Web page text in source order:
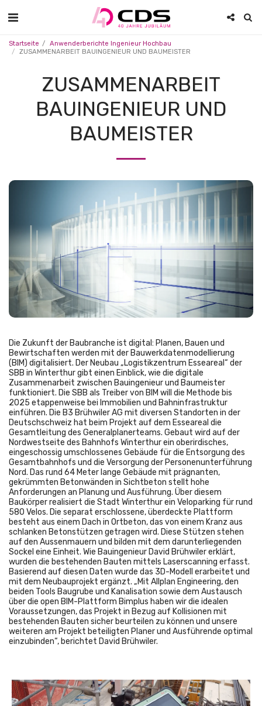
Startseite
Anwenderberichte Ingenieur Hochbau
ZUSAMMENARBEIT BAUINGENIEUR UND BAUMEISTER
ZUSAMMENARBEIT
BAUINGENIEUR UND
BAUMEISTER
Die Zukunft der Baubranche ist digital: Planen, Bauen und
Bewirtschaften werden mit der Bauwerkdatenmodellierung
(BIM) digitalisiert. Der Neubau „Logistikzentrum Esseareal“ der
SBB in Winterthur gibt einen Einblick, wie die digitale
Zusammenarbeit zwischen Bauingenieur und Baumeister
funktioniert. Die SBB als Treiber von BIM will die Methode bis
2025 etappenweise bei Immobilien und Bahninfrastruktur
einführen. Die B3 Brühwiler AG mit diversen Standorten in der
Deutschschweiz hat beim Projekt auf dem Esseareal die
Gesamtleitung des Generalplanerteams. Gebaut wird auf der
Nordwestseite des Bahnhofs Winterthur ein oberirdisches,
eingeschossig umschlossenes Gebäude für die Entsorgung des
Gesamtbahnhofs und die Versorgung der Personenunterführung
Nord. Das rund 64 Meter lange Gebäude mit prägnanten,
gekrümmten Betonwänden in Sichtbeton stellt hohe
Anforderungen an Planung und Ausführung. Über diesem
Baukörper realisiert die Stadt Winterthur ein Veloparking für rund
580 Velos. Die separat erschlossene, überdeckte Plattform
besteht aus einem Dach in Ortbeton, das von einem Kranz aus
schlanken Betonstützen getragen wird. Diese Stützen stehen
auf den Aussenmauern und bilden mit dem darunterliegenden
Sockel eine Einheit. Wie Bauingenieur David Brühwiler erklärt,
wurden die bestehenden Bauten mittels Laserscanning erfasst.
Basierend auf diesen Daten wurde das 3D-Modell erarbeitet und
mit dem Neubauprojekt ergänzt. „Mit Allplan Engineering, den
beiden Tools Baugrube und Kanalisation sowie dem Austausch
über die open BIM-Plattform Bimplus haben wir die idealen
Voraussetzungen, das Projekt in Bezug auf Kollisionen mit
bestehenden Bauten sicher beurteilen zu können und unsere
weiteren am Projekt beteiligten Planer und Ausführende optimal
einzubinden“, berichtet David Brühwiler.